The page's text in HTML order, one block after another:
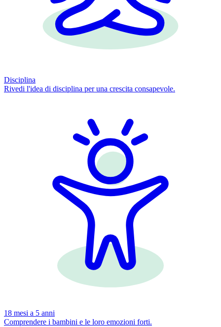
Disciplina
Rivedi l'idea di disciplina per una crescita consapevole.
18 mesi a 5 anni
Comprendere i bambini e le loro emozioni forti.